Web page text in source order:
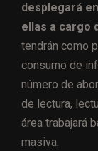
desplegará
ellas a cargo
tendrán como
consumo de
número de
de lectura,
área trabajará
masiva.